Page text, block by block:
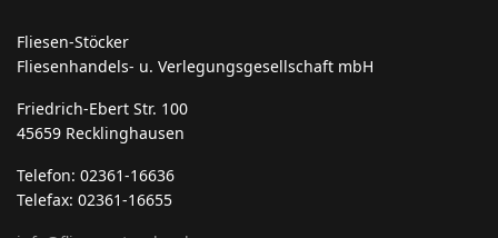
Fliesen-Stöcker
Fliesenhandels- u. Verlegungsgesellschaft mbH
Friedrich-Ebert Str. 100
45659 Recklinghausen
Telefon: 02361-16636
Telefax: 02361-16655